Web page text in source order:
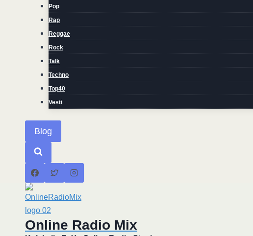
Pop
Rap
Reggae
Rock
Talk
Techno
Top40
Vesti
Blog
Online Radio Mix